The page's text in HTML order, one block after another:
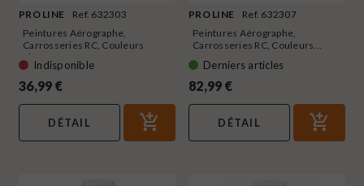
PRO LINE
Ref. 632303
Peintures Aérographe,
Carrosseries RC, Couleurs
Fluo...
Indisponible
36,99 €
DÉTAIL
PRO LINE
Ref. 632307
Peintures Aérographe,
Carrosseries RC, Couleurs...
Derniers articles
82,99 €
DÉTAIL